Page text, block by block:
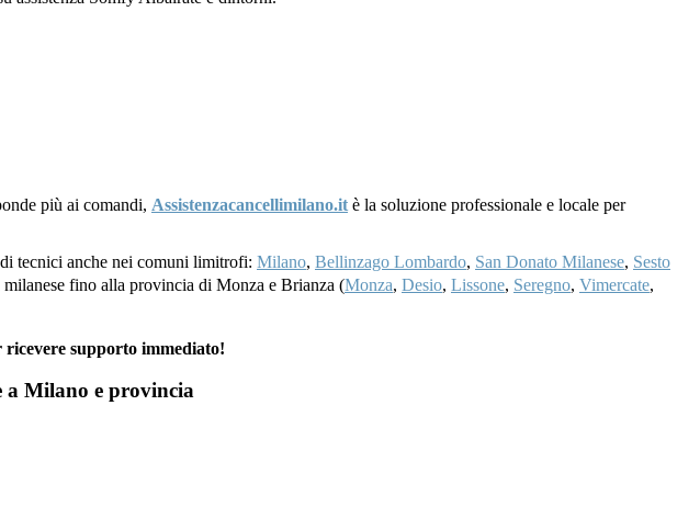
più ai comandi, Assistenzacancellimilano.it è la soluzione professionale e locale per
tecnici anche nei comuni limitrofi: Milano, Bellinzago Lombardo, San Donato Milanese, Sesto
milanese fino alla provincia di Monza e Brianza (Monza, Desio, Lissone, Seregno, Vimercate,
ricevere supporto immediato!
a Milano e provincia